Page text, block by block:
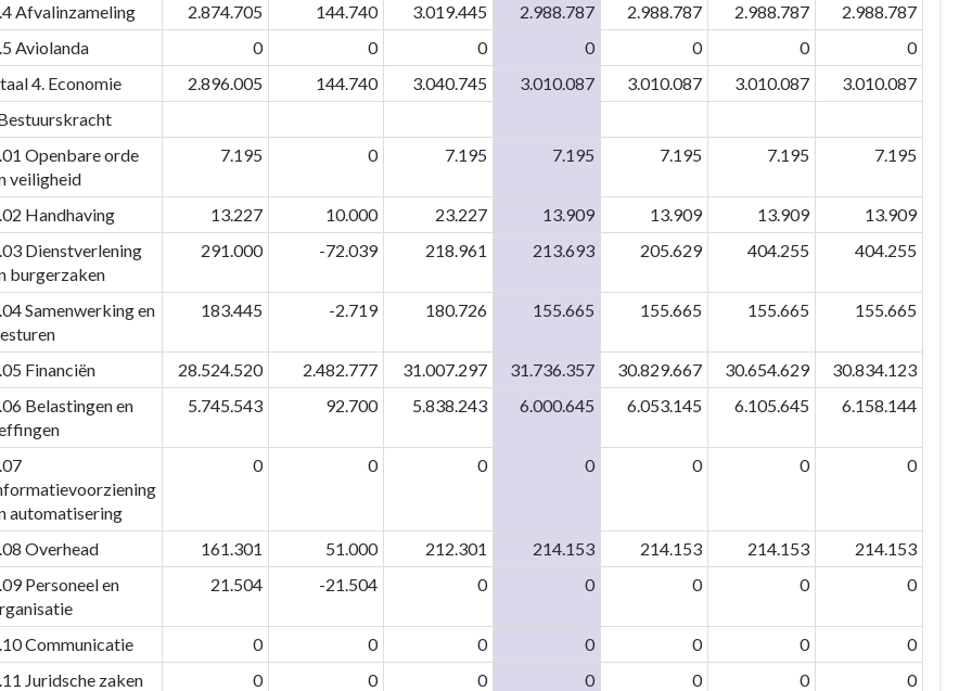
Afvalinzameling 2.874.705 144.740 3.019.445 2.988.787 2.988.787 2.988.787
2.988.787
Aviolanda
0 0 0 0 0 0
0
4. Economie
2.896.005 144.740 3.040.745 3.010.087 3.010.087 3.010.087
3.010.087
Openbare orde
veiligheid
7.195 0 7.195 7.195 7.195 7.195 7.195
Handhaving 13.227 10.000 23.227 13.909 13.909 13.909
13.909
Dienstverlening
burgerzaken
291.000 -72.039 218.961 213.693 205.629 404.255 404.255
Samenwerking en
183.445 -2.719 180.726 155.665 155.665 155.665 155.665
Financiën 28.524.520 2.482.777 31.007.297 31.736.357 30.829.667 30.654.629
30.834.123
Belastingen en
5.745.543 92.700 5.838.243 6.000.645 6.053.145 6.105.645 6.158.144
automatisering
0 0 0 0 0 0 0
Overhead 161.301 51.000 212.301 214.153 214.153 214.153
214.153
Personeel en
21.504 -21.504 0 0 0 0 0
Communicatie 0 0 0 0 0 0
0
Juridsche zaken
0 0 0 0 0 0
0